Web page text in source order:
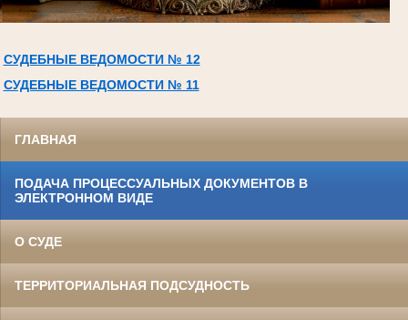
СУДЕБНЫЕ ВЕДОМОСТИ № 12
СУДЕБНЫЕ ВЕДОМОСТИ № 11
ГЛАВНАЯ
ПОДАЧА ПРОЦЕССУАЛЬНЫХ ДОКУМЕНТОВ В
ЭЛЕКТРОННОМ ВИДЕ
О СУДЕ
ТЕРРИТОРИАЛЬНАЯ ПОДСУДНОСТЬ